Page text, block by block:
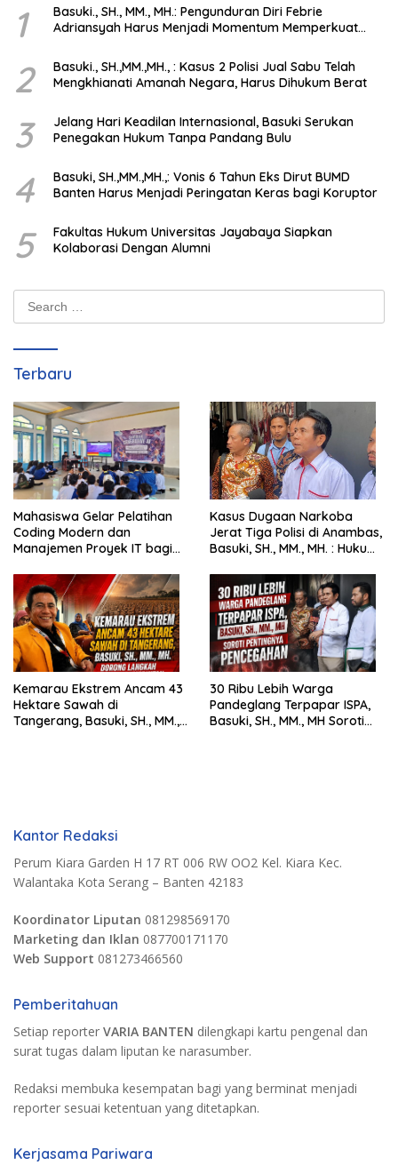
1
Basuki., SH., MM., MH.: Pengunduran Diri Febrie
Adriansyah Harus Menjadi Momentum Memperkuat
2
Basuki., SH.,MM.,MH., : Kasus 2 Polisi Jual Sabu Telah
Mengkhianati Amanah Negara, Harus Dihukum Berat
3
Jelang Hari Keadilan Internasional, Basuki Serukan
Penegakan Hukum Tanpa Pandang Bulu
4
Basuki, SH.,MM.,MH.,: Vonis 6 Tahun Eks Dirut BUMD
Banten Harus Menjadi Peringatan Keras bagi Koruptor
5
Fakultas Hukum Universitas Jayabaya Siapkan
Kolaborasi Dengan Alumni
Terbaru
Mahasiswa Gelar Pelatihan
Coding Modern dan
Manajemen Proyek IT bagi
Kasus Dugaan Narkoba
Jerat Tiga Polisi di Anambas,
Basuki, SH., MM., MH. : Hukum
Kemarau Ekstrem Ancam 43
Hektare Sawah di
Tangerang, Basuki, SH., MM.,
30 Ribu Lebih Warga
Pandeglang Terpapar ISPA,
Basuki, SH., MM., MH Soroti
Kantor Redaksi
Perum Kiara Garden H 17 RT 006 RW OO2 Kel. Kiara Kec.
Walantaka Kota Serang – Banten 42183
Koordinator Liputan 081298569170
Marketing dan Iklan 087700171170
Web Support 081273466560
Pemberitahuan
Setiap reporter VARIA BANTEN dilengkapi kartu pengenal dan
surat tugas dalam liputan ke narasumber.
Redaksi membuka kesempatan bagi yang berminat menjadi
reporter sesuai ketentuan yang ditetapkan.
Kerjasama Pariwara